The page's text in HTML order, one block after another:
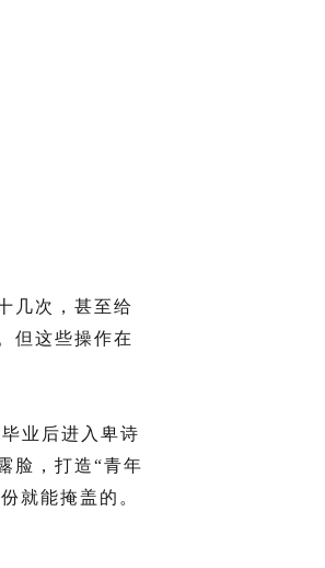
几次，甚至给
但这些操作在
业后进入卑诗
脸，打造“青年
就能掩盖的。